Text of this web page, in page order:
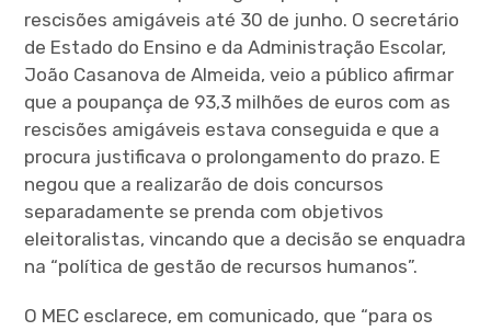
rescisões amigáveis até 30 de junho. O secretário
de Estado do Ensino e da Administração Escolar,
João Casanova de Almeida, veio a público afirmar
que a poupança de 93,3 milhões de euros com as
rescisões amigáveis estava conseguida e que a
procura justificava o prolongamento do prazo. E
negou que a realizarão de dois concursos
separadamente se prenda com objetivos
eleitoralistas, vincando que a decisão se enquadra
na “política de gestão de recursos humanos”.
O MEC esclarece, em comunicado, que “para os